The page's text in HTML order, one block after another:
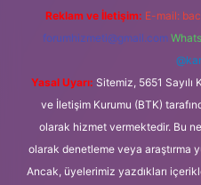
Reklam ve İletişim: E-mail:
forumhizmeti@gmail.com
Yasal Uyarı: Sitemiz, 5651
ve İletişim Kurumu (BTK)
olarak hizmet vermektedir. Bu
olarak denetleme veya araştırma
Ancak, üyelerimiz yazdıkları